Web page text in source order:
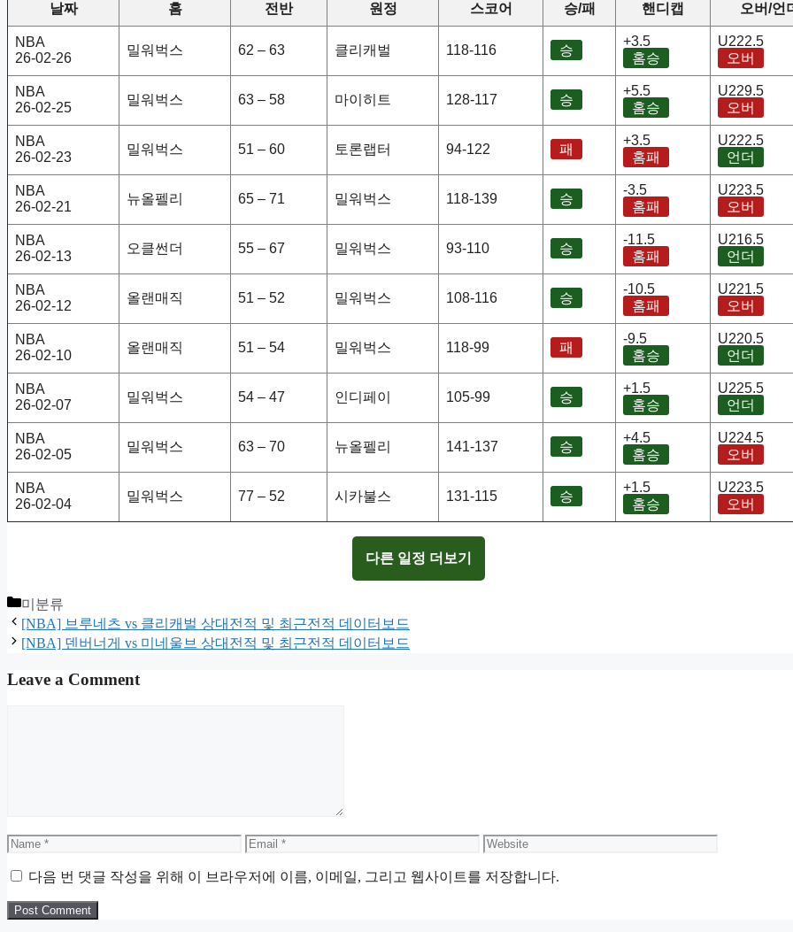
날짜 홈 전반 원정 스코어 승/패 핸디캡 오버/언
NBA
26-02-26
밀워벅스 62 – 63 클리캐벌 118-116 승
+3.5
홈승
U222.5
오버
NBA
26-02-25
밀워벅스 63 – 58 마이히트 128-117 승
+5.5
홈승
U229.5
오버
NBA
26-02-23
밀워벅스 51 – 60 토론랩터 94-122 패
+3.5
홈패
U222.5
언더
NBA
26-02-21
뉴올펠리 65 – 71 밀워벅스 118-139 승
-3.5
홈패
U223.5
오버
NBA
26-02-13
오클썬더 55 – 67 밀워벅스 93-110 승
-11.5
홈패
U216.5
언더
NBA
26-02-12
올랜매직 51 – 52 밀워벅스 108-116 승
-10.5
홈패
U221.5
오버
NBA
26-02-10
올랜매직 51 – 54 밀워벅스 118-99 패
-9.5
홈승
U220.5
언더
NBA
26-02-07
밀워벅스 54 – 47 인디페이 105-99 승
+1.5
홈승
U225.5
언더
NBA
26-02-05
밀워벅스 63 – 70 뉴올펠리 141-137 승
+4.5
홈승
U224.5
오버
NBA
26-02-04
밀워벅스 77 – 52 시카불스 131-115 승
+1.5
홈승
U223.5
오버
다른 일정 더보기
Categories
미분류
[NBA] 브루네츠 vs 클리캐벌 상대전적 및 최근전적 데이터보드
[NBA] 덴버너게 vs 미네울브 상대전적 및 최근전적 데이터보드
Leave a Comment
Name Email Website
다음 번 댓글 작성을 위해 이 브라우저에 이름, 이메일, 그리고 웹사이트를 저장합니다.